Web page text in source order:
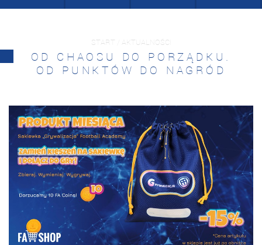
START / AKTUALNOŚCI
OD CHAOSU DO PORZĄDKU.
OD PUNKTÓW DO NAGRÓD